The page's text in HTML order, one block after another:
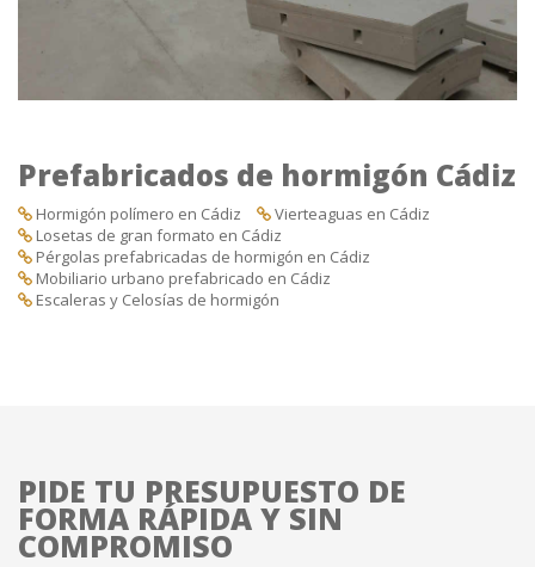
Prefabricados de hormigón Cádiz
Hormigón polímero en Cádiz
Vierteaguas en Cádiz
Losetas de gran formato en Cádiz
Pérgolas prefabricadas de hormigón en Cádiz
Mobiliario urbano prefabricado en Cádiz
Escaleras y Celosías de hormigón
PIDE TU PRESUPUESTO DE
FORMA RÁPIDA Y SIN
COMPROMISO